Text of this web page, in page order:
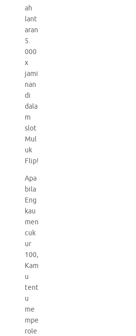
ah
lant
aran
5.
000
x
jami
nan
di
dala
m
slot
Mul
uk
Flip!
Apa
bila
Eng
kau
men
cuk
ur
100,
Kam
u
tent
u
me
mpe
role